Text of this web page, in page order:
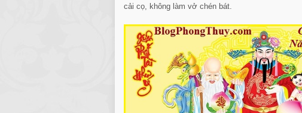
cải cọ, không làm vở chén bát.